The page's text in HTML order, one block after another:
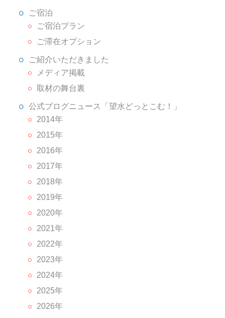
ご宿泊
ご宿泊プラン
ご滞在オプション
ご紹介いただきました
メディア掲載
取材の舞台裏
公式ブログニュース「望水どっとこむ！」
2014年
2015年
2016年
2017年
2018年
2019年
2020年
2021年
2022年
2023年
2024年
2025年
2026年